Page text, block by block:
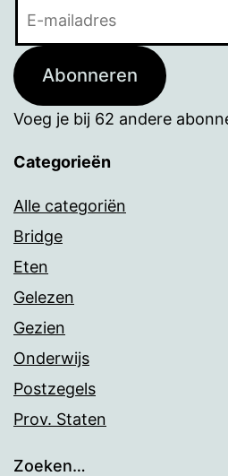
Abonneren
Voeg je bij 62 andere
Categorieën
Alle categoriën
Bridge
Eten
Gelezen
Gezien
Onderwijs
Postzegels
Prov. Staten
Zoeken…